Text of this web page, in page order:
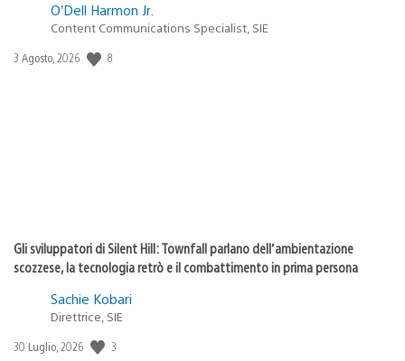
O’Dell Harmon Jr.
Content Communications Specialist, SIE
Data
3 Agosto, 2026 8
Gli sviluppatori di Silent Hill: Townfall parlano dell’ambientazione
scozzese, la tecnologia retrò e il combattimento in prima persona
Sachie Kobari
Direttrice, SIE
Data
30 Luglio, 2026 3